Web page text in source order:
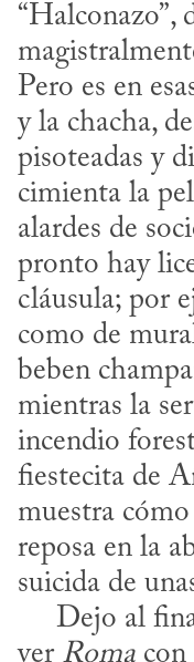
“Halconazo”,
Pero es en
y la chacha,
pisoteadas y
cimienta la
alardes de
pronto hay
cláusula; por
como de
beben
mientras la
incendio
fiestecita de
muestra
reposa en la
suicida de
ver Roma con